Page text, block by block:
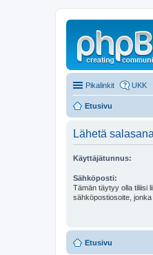
Pikalinkit UKK
Etusivu
Lähetä salasana
Käyttäjätunnus:
Sähköposti:
Tämän täytyy olla tiliisi
sähköpostiosoite,
Etusivu